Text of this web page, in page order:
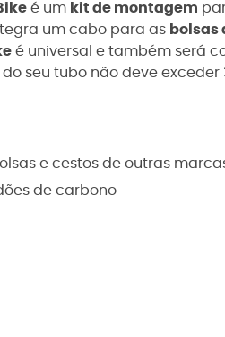
é um kit de montagem
um cabo para as bolsas
é universal e também será
seu tubo não deve exceder
e cestos de outras
de carbono